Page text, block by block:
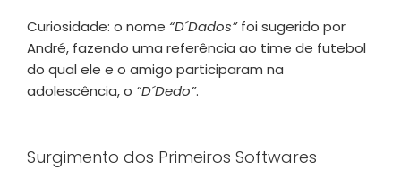
Curiosidade: o nome “D´Dados”foi sugerido por
André, fazendo uma referência ao time de futebol
do qual ele e o amigo participaram na
adolescência, o “D´Dedo”.
Surgimento dos Primeiros Softwares